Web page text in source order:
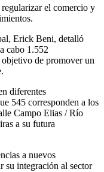
el comercio y
Erick Beni, detalló
cabo 1.552
de promover un
diferentes
545 corresponden a los
Campo Elias / Río
a su futura
a nuevos
su integración al sector